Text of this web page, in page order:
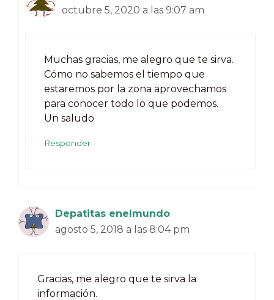
octubre 5, 2020 a las 9:07 am
Muchas gracias, me alegro que te sirva.
Cómo no sabemos el tiempo que
estaremos por la zona aprovechamos
para conocer todo lo que podemos.
Un saludo
Responder
Depatitas enelmundo
agosto 5, 2018 a las 8:04 pm
Gracias, me alegro que te sirva la
información.